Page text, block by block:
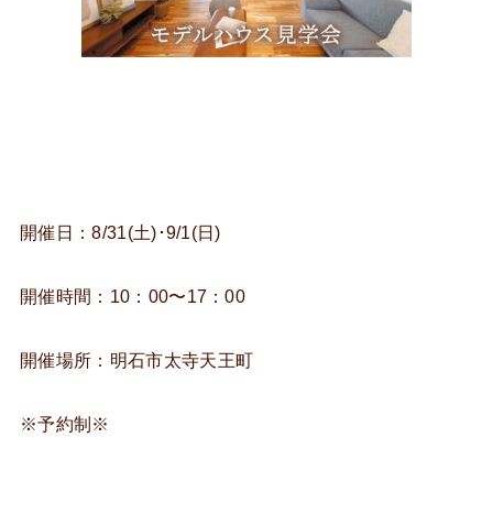
開催日：8/31(土)･9/1(日)
開催時間：10：00〜17：00
開催場所：明石市太寺天王町
※予約制※